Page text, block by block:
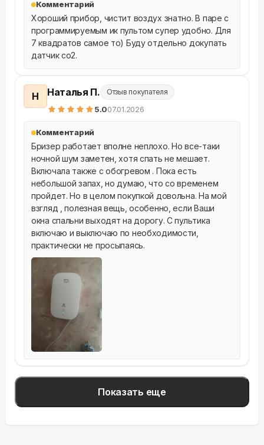
Комментарий
Хороший прибор, чистит воздух знатно. В паре с
программируемым ик пультом супер удобно. Для
7 квадратов самое то) Буду отдельно докупать
датчик со2.
Н Наталья П. Отзыв покупателя
5.007.01.2026
Комментарий
Бризер работает вполне неплохо. Но все-таки
ночной шум заметен, хотя спать не мешает.
Включала также с обогревом . Пока есть
небольшой запах, но думаю, что со временем
пройдет. Но в целом покупкой довольна. На мой
взгляд , полезная вещь, особенно, если Ваши
окна спальни выходят на дорогу. С пультика
включаю и выключаю по необходимости,
практически не просыпаясь.
Показать еще